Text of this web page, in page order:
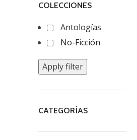
COLECCIONES
Antologías
No-Ficción
Apply filter
CATEGORÍAS